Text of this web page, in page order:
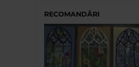
RECOMANDĂRI